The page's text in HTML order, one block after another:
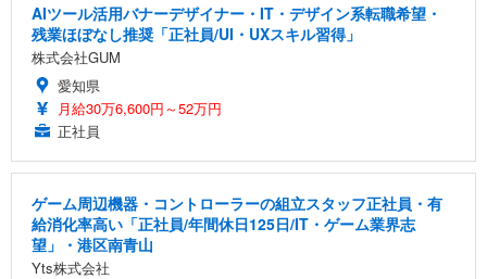
AIツール活用バナーデザイナー・IT・デザイン系転職希望・
残業ほぼなし推奨「正社員/UI・UXスキル習得」
株式会社GUM
愛知県
月給30万6,600円～52万円
正社員
ゲーム周辺機器・コントローラーの組立スタッフ正社員・有
給消化率高い「正社員/年間休日125日/IT・ゲーム業界志
望」・港区南青山
Yts株式会社